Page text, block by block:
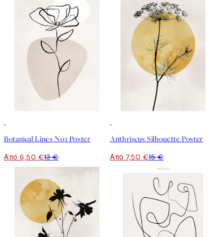
Botanical Lines No1 Poster
Από 6,50 €13 €
Anthriscus Silhouette Poster
Από 7,50 €15 €